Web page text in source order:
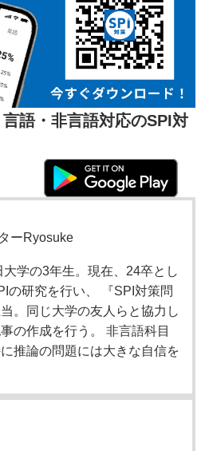
語・非言語対応のSPI対
ーRyosuke
学の3年生。現在、24卒とし
の研究を行い、 『SPI対策問
。同じ大学の友人らと協力し
の作成を行う。 非言語科目
推論の問題には大きな自信を